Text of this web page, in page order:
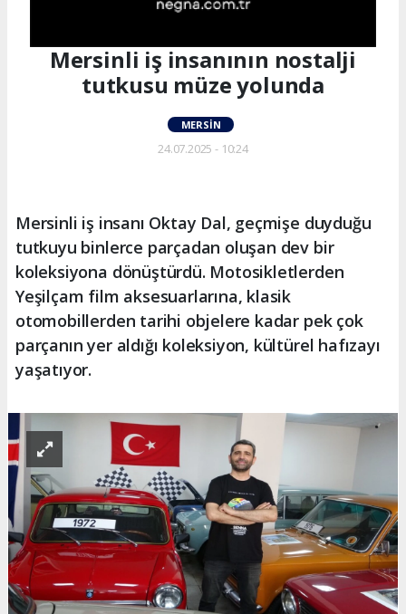
Mersinli iş insanının nostalji
tutkusu müze yolunda
MERSIN
24.07.2025 - 10:24
Mersinli iş insanı Oktay Dal, geçmişe duyduğu
tutkuyu binlerce parçadan oluşan dev bir
koleksiyona dönüştürdü. Motosikletlerden
Yeşilçam film aksesuarlarına, klasik
otomobillerden tarihi objelere kadar pek çok
parçanın yer aldığı koleksiyon, kültürel hafızayı
yaşatıyor.